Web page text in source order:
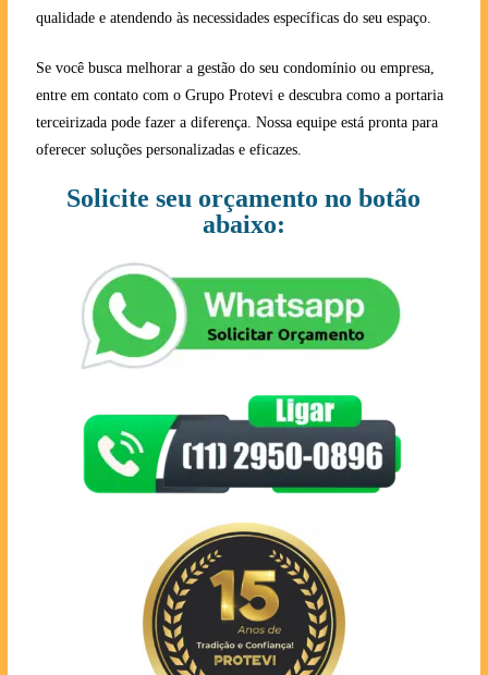
qualidade e atendendo às necessidades específicas do seu espaço.
Se você busca melhorar a gestão do seu condomínio ou empresa,
entre em contato com o Grupo Protevi e descubra como a portaria
terceirizada pode fazer a diferença. Nossa equipe está pronta para
oferecer soluções personalizadas e eficazes.
Solicite seu orçamento no botão
abaixo: